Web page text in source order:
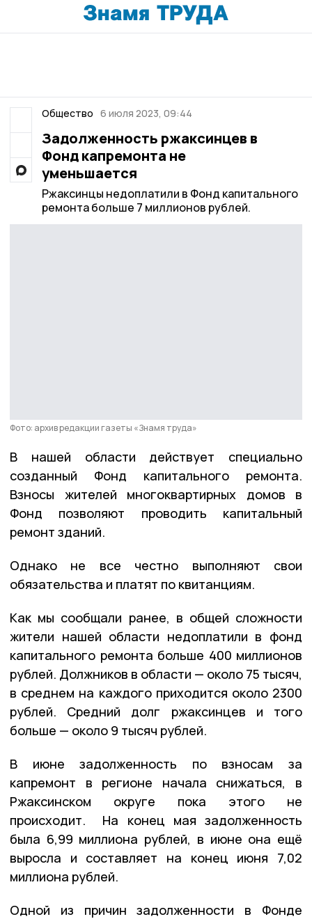
Общество 6 июля 2023, 09:44
Задолженность ржаксинцев в
Фонд капремонта не
уменьшается
Ржаксинцы недоплатили в Фонд капитального
ремонта больше 7 миллионов рублей.
Фото: архив редакции газеты «Знамя труда»
В нашей области действует специально
созданный Фонд капитального ремонта.
Взносы жителей многоквартирных домов в
Фонд позволяют проводить капитальный
ремонт зданий.
Однако не все честно выполняют свои
обязательства и платят по квитанциям.
Как мы сообщали ранее, в общей сложности
жители нашей области недоплатили в фонд
капитального ремонта больше 400 миллионов
рублей. Должников в области — около 75 тысяч,
в среднем на каждого приходится около 2300
рублей. Средний долг ржаксинцев и того
больше — около 9 тысяч рублей.
В июне задолженность по взносам за
капремонт в регионе начала снижаться, в
Ржаксинском округе пока этого не
происходит. На конец мая задолженность
была 6,99 миллиона рублей, в июне она ещё
выросла и составляет на конец июня 7,02
миллиона рублей.
Одной из причин задолженности в Фонде